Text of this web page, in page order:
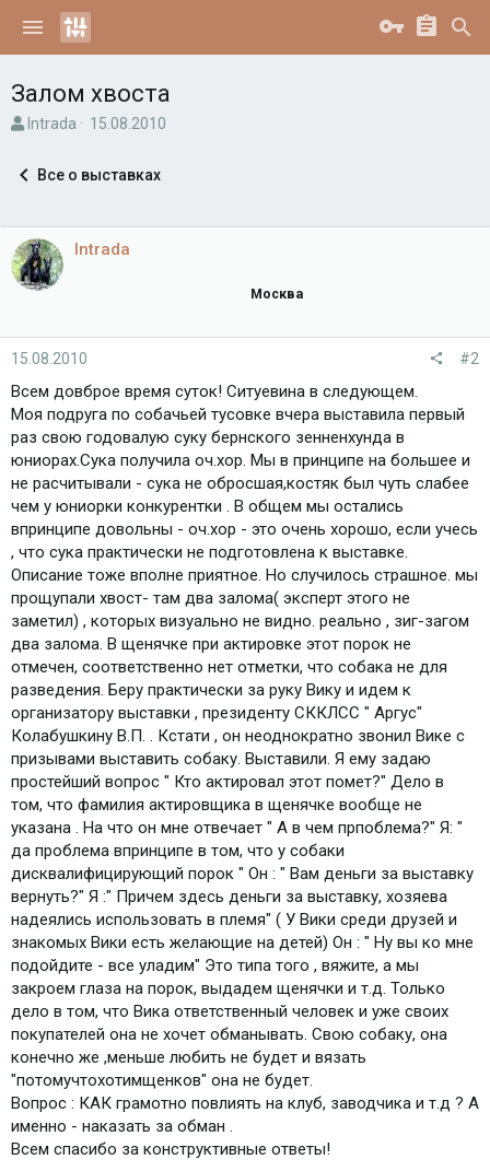
Залом хвоста
А
о
т
е
м
ы
Intrada
Д
а
а
ч
15.08.2010
Все о выставках
Intrada
Москва
15.08.2010 #2
Всем довброе время суток! Ситуевина в следующем.
Моя подруга по собачьей тусовке вчера выставила первый
раз свою годовалую суку бернского зенненхунда в
юниорах.Сука получила оч.хор. Мы в принципе на большее и
не расчитывали - сука не обросшая,костяк был чуть слабее
чем у юниорки конкурентки . В общем мы остались
впринципе довольны - оч.хор - это очень хорошо, если учесь
, что сука практически не подготовлена к выставке.
Описание тоже вполне приятное. Но случилось страшное. мы
прощупали хвост- там два залома( эксперт этого не
заметил) , которых визуально не видно. реально , зиг-загом
два залома. В щенячке при актировке этот порок не
отмечен, соответственно нет отметки, что собака не для
разведения. Беру практически за руку Вику и идем к
организатору выставки , президенту СККЛСС " Аргус"
Колабушкину В.П. . Кстати , он неоднократно звонил Вике с
призывами выставить собаку. Выставили. Я ему задаю
простейший вопрос " Кто актировал этот помет?" Дело в
том, что фамилия актировщика в щенячке вообще не
указана . На что он мне отвечает " А в чем прпоблема?" Я: "
да проблема впринципе в том, что у собаки
дисквалифицирующий порок " Он : " Вам деньги за выставку
вернуть?" Я :" Причем здесь деньги за выставку, хозяева
надеялись использовать в племя" ( У Вики среди друзей и
знакомых Вики есть желающие на детей) Он : " Ну вы ко мне
подойдите - все уладим" Это типа того , вяжите, а мы
закроем глаза на порок, выдадем щенячки и т.д. Только
дело в том, что Вика ответственный человек и уже своих
покупателей она не хочет обманывать. Свою собаку, она
конечно же ,меньше любить не будет и вязать
"потомучтохотимщенков" она не будет.
Вопрос : КАК грамотно повлиять на клуб, заводчика и т.д ? А
именно - наказать за обман .
Всем спасибо за конструктивные ответы!